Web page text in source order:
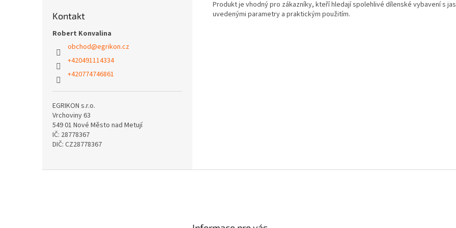
Kontakt
Robert Konvalina
obchod@egrikon.cz
+420491114334
+420774746861
EGRIKON s.r.o.
Vrchoviny 63
549 01 Nové Město nad Metují
IČ: 28778367
DIČ: CZ28778367
Produkt je vhodný pro zákazníky, kteří hledají spolehlivé dílenské vybavení s
uvedenými parametry a praktickým použitím.